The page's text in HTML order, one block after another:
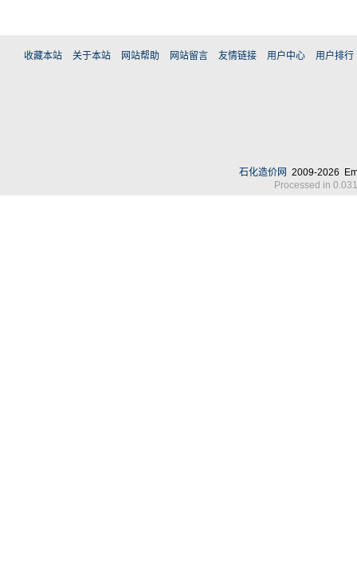
收藏本站 关于本站 网站帮助 网站留言 友情链接 用户中心 用户排行
石化造价网 2009-2026
Processed in